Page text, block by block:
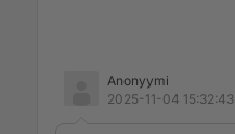
Anonyymi
2025-11-04 15:32:43